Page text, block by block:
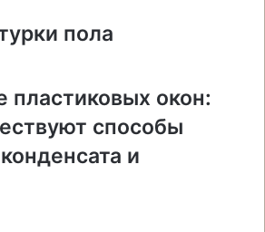
пола
пластиковых окон:
способы
и